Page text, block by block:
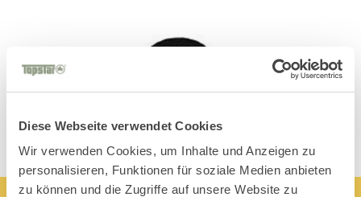
Diese Webseite verwendet Cookies
Wir verwenden Cookies, um Inhalte und Anzeigen zu
personalisieren, Funktionen für soziale Medien anbieten
zu können und die Zugriffe auf unsere Website zu